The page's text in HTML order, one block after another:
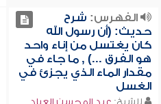
الفهرس: شرح
حديث: (أن رسول الله
كان يغتسل من إناء واحد
هو الفرق ...) , ما جاء في
مقدار الماء الذي يجزئ في
الغسل
للشيخ: عبد المحسن العباد